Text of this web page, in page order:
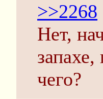
>>2268
Нет,
чего?